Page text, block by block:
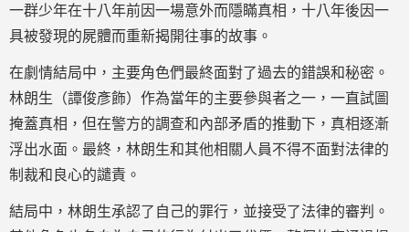
一群少年在十八年前因一場意外而隱瞞真相，十八年後因一
具被發現的屍體而重新揭開往事的故事。
在劇情結局中，主要角色們最終面對了過去的錯誤和秘密。
林朗生（譚俊彥飾）作為當年的主要參與者之一，一直試圖
掩蓋真相，但在警方的調查和內部矛盾的推動下，真相逐漸
浮出水面。最終，林朗生和其他相關人員不得不面對法律的
制裁和良心的譴責。
結局中，林朗生承認了自己的罪行，並接受了法律的審判。